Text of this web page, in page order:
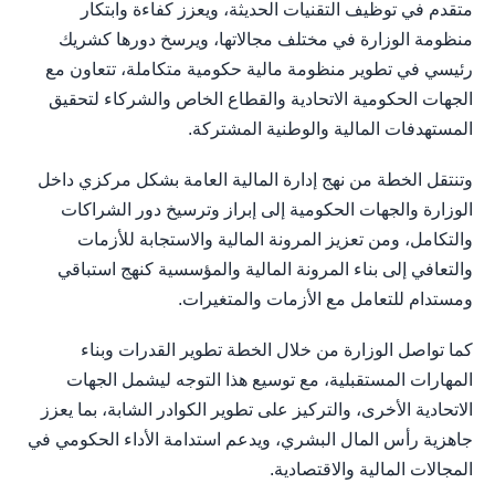
متقدم في توظيف التقنيات الحديثة، ويعزز كفاءة وابتكار
منظومة الوزارة في مختلف مجالاتها، ويرسخ دورها كشريك
رئيسي في تطوير منظومة مالية حكومية متكاملة، تتعاون مع
الجهات الحكومية الاتحادية والقطاع الخاص والشركاء لتحقيق
المستهدفات المالية والوطنية المشتركة.
وتنتقل الخطة من نهج إدارة المالية العامة بشكل مركزي داخل
الوزارة والجهات الحكومية إلى إبراز وترسيخ دور الشراكات
والتكامل، ومن تعزيز المرونة المالية والاستجابة للأزمات
والتعافي إلى بناء المرونة المالية والمؤسسية كنهج استباقي
ومستدام للتعامل مع الأزمات والمتغيرات.
كما تواصل الوزارة من خلال الخطة تطوير القدرات وبناء
المهارات المستقبلية، مع توسيع هذا التوجه ليشمل الجهات
الاتحادية الأخرى، والتركيز على تطوير الكوادر الشابة، بما يعزز
جاهزية رأس المال البشري، ويدعم استدامة الأداء الحكومي في
المجالات المالية والاقتصادية.